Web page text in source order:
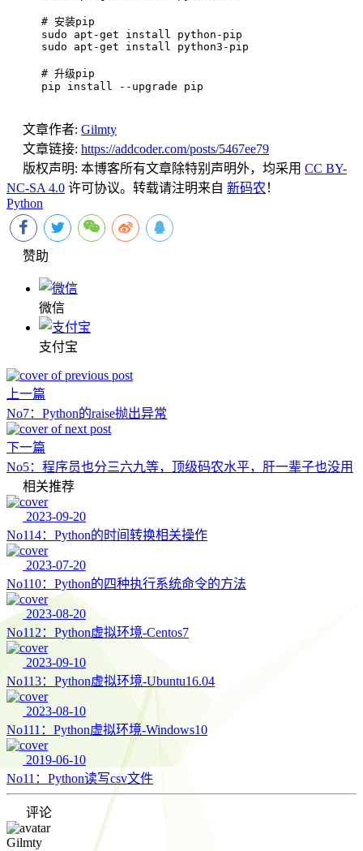
# 安装pip
sudo apt-get install python-pip
sudo apt-get install python3-pip
# 升级pip
pip install --upgrade pip
文章作者: Gilmty
文章链接: https://addcoder.com/posts/5467ee79
版权声明: 本博客所有文章除特别声明外，均采用 CC BY-
NC-SA 4.0 许可协议。转载请注明来自 新码农 ！
Python
赞助
微信
支付宝
上一篇
No7：Python的raise抛出异常
下一篇
No5：程序员也分三六九等，顶级码农水平，肝一辈子也没用
相关推荐
2023-09-20
No114：Python的时间转换相关操作
2023-07-20
No110：Python的四种执行系统命令的方法
2023-08-20
No112：Python虚拟环境-Centos7
2023-09-10
No113：Python虚拟环境-Ubuntu16.04
2023-08-10
No111：Python虚拟环境-Windows10
2019-06-10
No11：Python读写csv文件
评论
Gilmty